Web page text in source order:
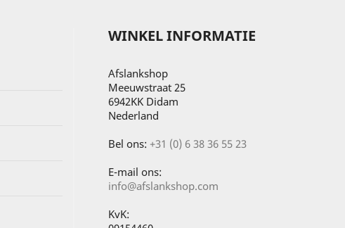
WINKEL INFORMATIE
Afslankshop
Meeuwstraat 25
6942KK Didam
Nederland
Bel ons: +31 (0) 6 38 36 55 23
E-mail ons:
info@afslankshop.com
KvK: